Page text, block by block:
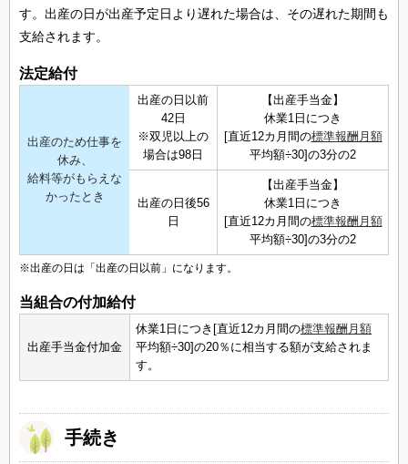
す。出産の日が出産予定日より遅れた場合は、その遅れた期間も
支給されます。
法定給付
出産のため仕事を
休み、
給料等がもらえな
かったとき
出産の日以前
42日
※双児以上の
場合は98日
【出産手当金】
休業1日につき
[直近12カ月間の標準報酬月額
平均額÷30]の3分の2
出産の日後56
日
【出産手当金】
休業1日につき
[直近12カ月間の標準報酬月額
平均額÷30]の3分の2
※出産の日は「出産の日以前」になります。
当組合の付加給付
出産手当金付加金
休業1日につき[直近12カ月間の標準報酬月額
平均額÷30]の20％に相当する額が支給されま
す。
手続き